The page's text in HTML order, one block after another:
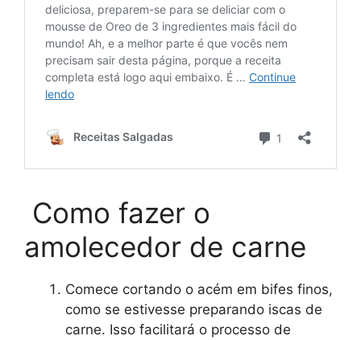
Como fazer o
amolecedor de carne
Comece cortando o acém em bifes finos,
como se estivesse preparando iscas de
carne. Isso facilitará o processo de